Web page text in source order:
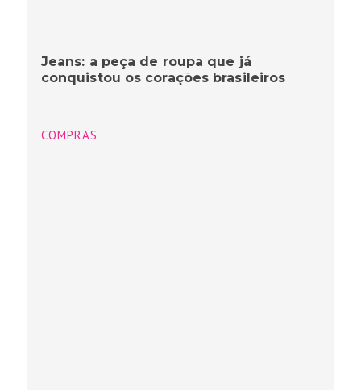
Jeans: a peça de roupa que já
conquistou os corações brasileiros
COMPRAS